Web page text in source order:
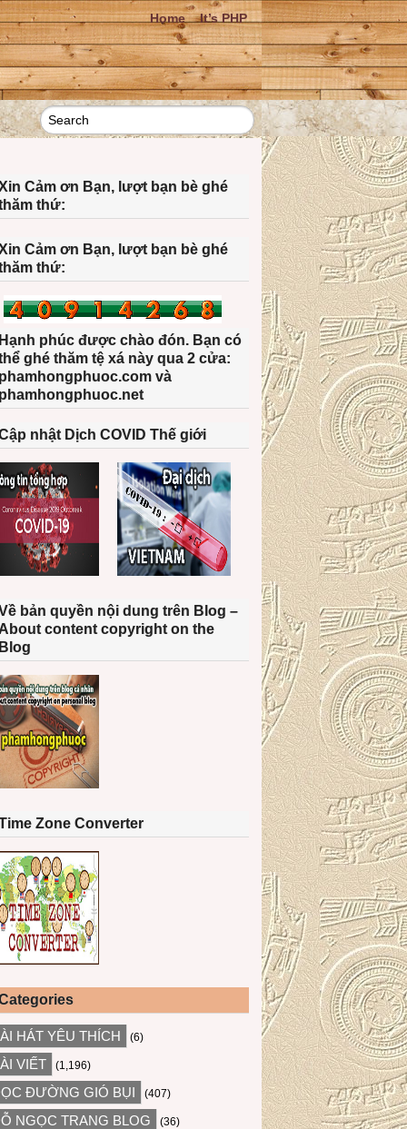
Home It’s PHP
Cảm ơn Bạn, lượt bạn bè ghé
thứ:
Cảm ơn Bạn, lượt bạn bè ghé
thứ:
Hạnh phúc được chào đón. Bạn có
ghé thăm tệ xá này qua 2 cửa:
phamhongphuoc.com và
phamhongphuoc.net
nhật Dịch COVID Thế giới
bản quyền nội dung trên Blog –
content copyright on the
Blog
Zone Converter
HÁT YÊU THÍCH (6)
VIẾT (1,196)
ĐƯỜNG GIÓ BỤI (407)
NGỌC TRANG BLOG (36)